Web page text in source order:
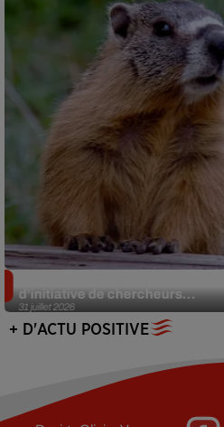
31 juillet 2026
d’initiative de chercheurs...
+ D'ACTU POSITIVE